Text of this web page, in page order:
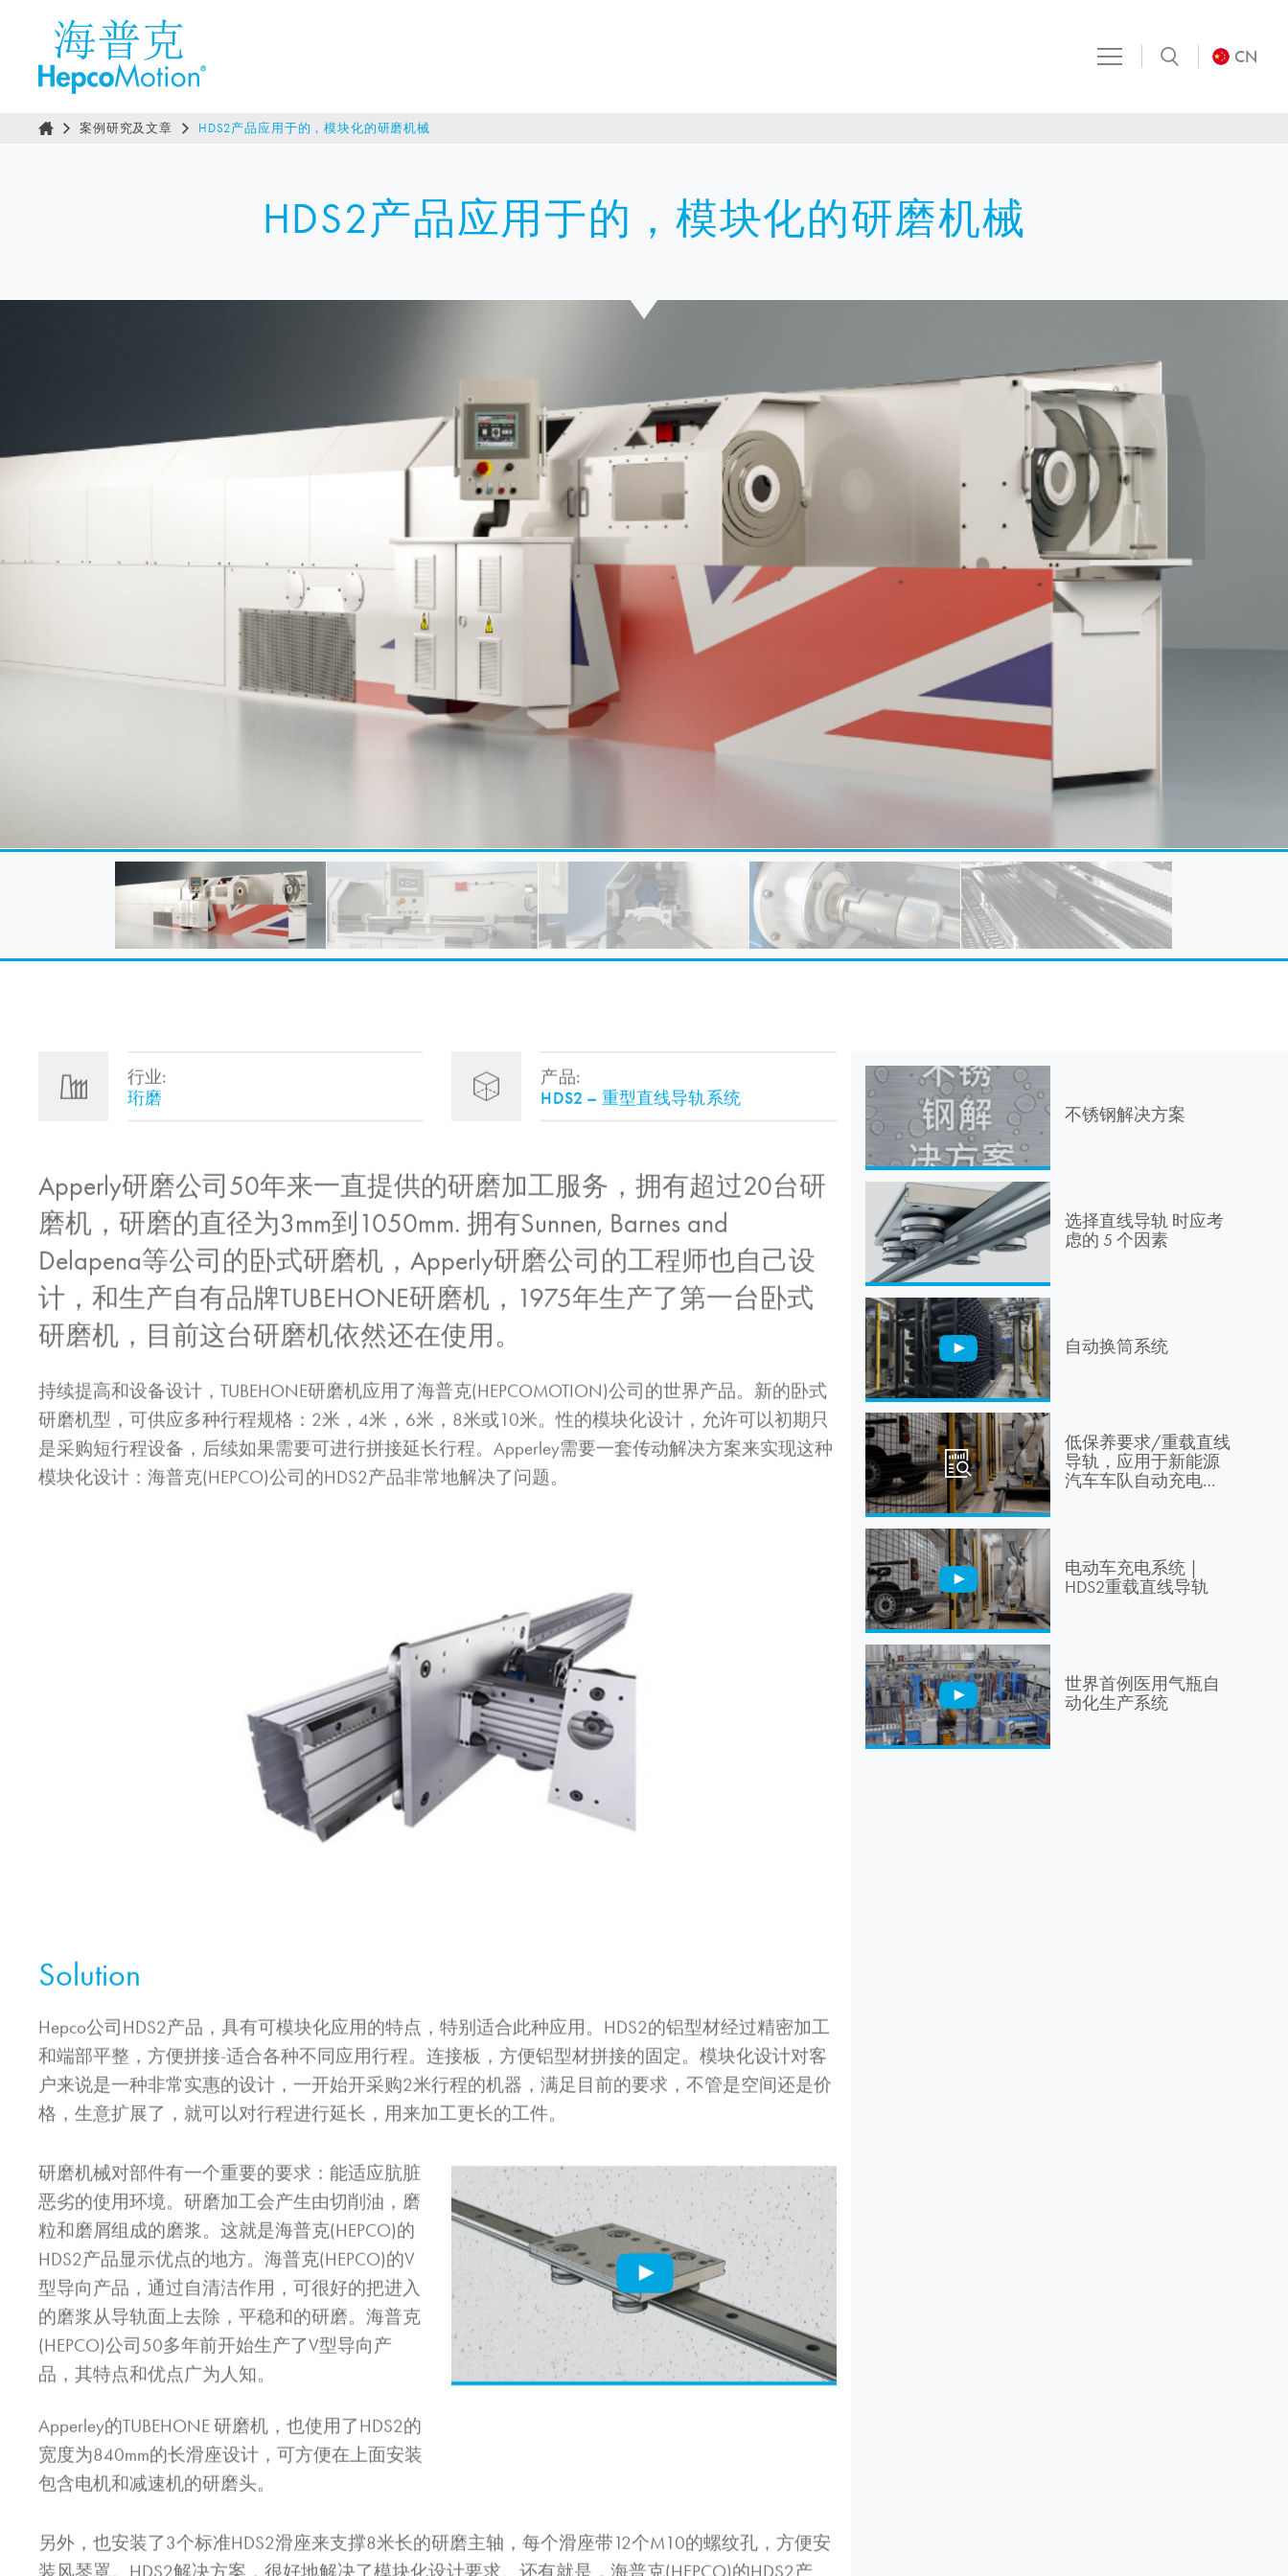
CN
案例研究及文章 HDS2产品应用于的，模块化的研磨机械
HDS2产品应用于的，模块化的研磨机械
行业:
珩磨
产品:
HDS2 – 重型直线导轨系统
Apperly研磨公司50年来一直提供的研磨加工服务，拥有超过20台研
磨机，研磨的直径为3mm到1050mm. 拥有Sunnen, Barnes and
Delapena等公司的卧式研磨机，Apperly研磨公司的工程师也自己设
计，和生产自有品牌TUBEHONE研磨机，1975年生产了第一台卧式
研磨机，目前这台研磨机依然还在使用。
持续提高和设备设计，TUBEHONE研磨机应用了海普克(HEPCOMOTION)公司的世界产品。新的卧式
研磨机型，可供应多种行程规格：2米，4米，6米，8米或10米。性的模块化设计，允许可以初期只
是采购短行程设备，后续如果需要可进行拼接延长行程。Apperley需要一套传动解决方案来实现这种
模块化设计：海普克(HEPCO)公司的HDS2产品非常地解决了问题。
Solution
Hepco公司HDS2产品，具有可模块化应用的特点，特别适合此种应用。HDS2的铝型材经过精密加工
和端部平整，方便拼接-适合各种不同应用行程。连接板，方便铝型材拼接的固定。模块化设计对客
户来说是一种非常实惠的设计，一开始开采购2米行程的机器，满足目前的要求，不管是空间还是价
格，生意扩展了，就可以对行程进行延长，用来加工更长的工件。
研磨机械对部件有一个重要的要求：能适应肮脏
恶劣的使用环境。研磨加工会产生由切削油，磨
粒和磨屑组成的磨浆。这就是海普克(HEPCO)的
HDS2产品显示优点的地方。海普克(HEPCO)的V
型导向产品，通过自清洁作用，可很好的把进入
的磨浆从导轨面上去除，平稳和的研磨。海普克
(HEPCO)公司50多年前开始生产了V型导向产
品，其特点和优点广为人知。
Apperley的TUBEHONE 研磨机，也使用了HDS2的
宽度为840mm的长滑座设计，可方便在上面安装
包含电机和减速机的研磨头。
另外，也安装了3个标准HDS2滑座来支撑8米长的研磨主轴，每个滑座带12个M10的螺纹孔，方便安
装风琴罩。HDS2解决方案，很好地解决了模块化设计要求。还有就是，海普克(HEPCO)的HDS2产
不锈钢解决方案
选择直线导轨 时应考
虑的 5 个因素
自动换筒系统
低保养要求/重载直线
导轨，应用于新能源
汽车车队自动充电
电动车充电系统 |
HDS2重载直线导轨
世界首例医用气瓶自
动化生产系统